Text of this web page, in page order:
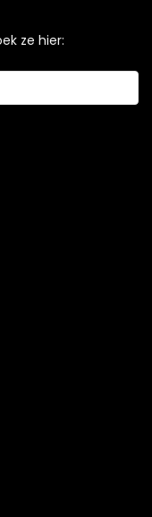
ze hier: